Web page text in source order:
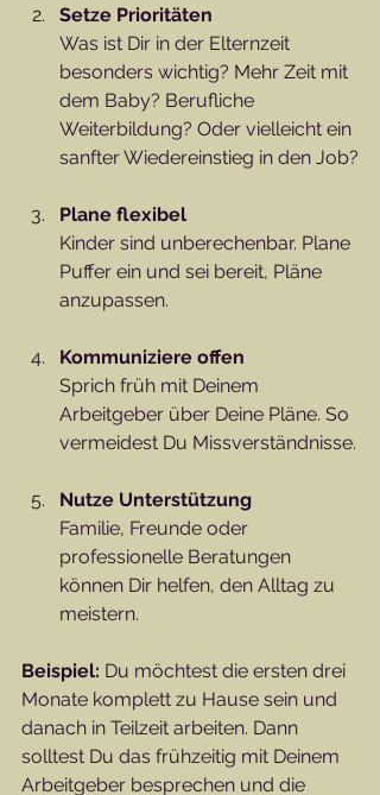
Setze Prioritäten
Was ist Dir in der Elternzeit
besonders wichtig? Mehr Zeit mit
dem Baby? Berufliche
Weiterbildung? Oder vielleicht ein
sanfter Wiedereinstieg in den Job?
Plane flexibel
Kinder sind unberechenbar. Plane
Puffer ein und sei bereit, Pläne
anzupassen.
Kommuniziere offen
Sprich früh mit Deinem
Arbeitgeber über Deine Pläne. So
vermeidest Du Missverständnisse.
Nutze Unterstützung
Familie, Freunde oder
professionelle Beratungen
können Dir helfen, den Alltag zu
meistern.
Beispiel: Du möchtest die ersten drei
Monate komplett zu Hause sein und
danach in Teilzeit arbeiten. Dann
solltest Du das frühzeitig mit Deinem
Arbeitgeber besprechen und die